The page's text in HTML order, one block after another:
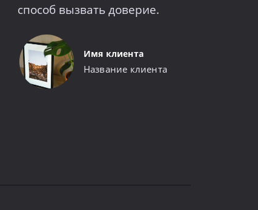
способ вызвать доверие.
Имя клиента
Название клиента